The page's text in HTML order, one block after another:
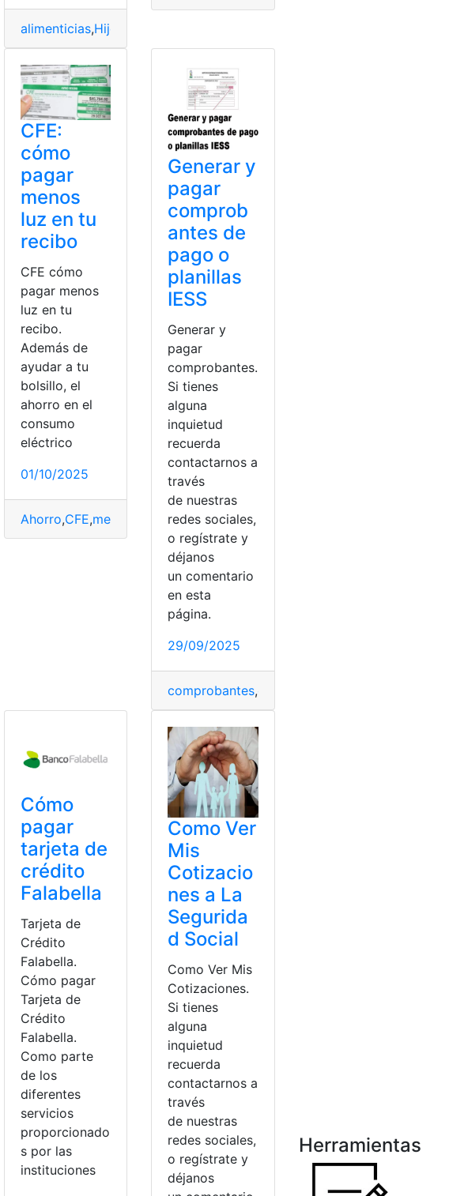
alimenticias,Hijo
factura,Pagar
CFE:
cómo
pagar
menos
luz en tu
recibo
CFE cómo
pagar menos
luz en tu
recibo.
Además de
ayudar a tu
bolsillo, el
ahorro en el
consumo
eléctrico
01/10/2025
Ahorro,CFE,menos luz Pagar,recibo
Generar y
pagar
comprob
antes de
pago o
planillas
IESS
Generar y
pagar
comprobantes.
Si tienes
alguna
inquietud
recuerda
contactarnos a
través
de nuestras
redes sociales,
o regístrate y
déjanos
un comentario
en esta
página.
29/09/2025
comprobantes,consultar planilla
Pagar,Revisar
Cómo
pagar
tarjeta de
crédito
Falabella
Tarjeta de
Crédito
Falabella.
Cómo pagar
Tarjeta de
Crédito
Falabella.
Como parte
de los
diferentes
servicios
proporcionado
s por las
instituciones
Como Ver
Mis
Cotizacio
nes a La
Segurida
d Social
Como Ver Mis
Cotizaciones.
Si tienes
alguna
inquietud
recuerda
contactarnos a
través
de nuestras
redes sociales,
o regístrate y
déjanos
Herramientas